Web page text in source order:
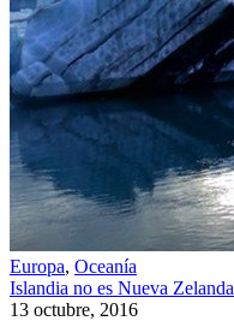
Europa, Oceanía
Islandia no es Nueva Zelanda
13 octubre, 2016